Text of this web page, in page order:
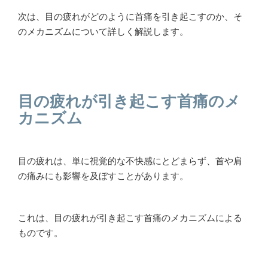
次は、目の疲れがどのように首痛を引き起こすのか、そ
のメカニズムについて詳しく解説します。
目の疲れが引き起こす首痛のメ
カニズム
目の疲れは、単に視覚的な不快感にとどまらず、首や肩
の痛みにも影響を及ぼすことがあります。
これは、目の疲れが引き起こす首痛のメカニズムによる
ものです。